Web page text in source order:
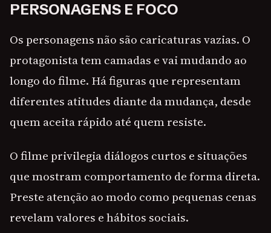
PERSONAGENS E FOCO
Os personagens não são caricaturas vazias. O
protagonista tem camadas e vai mudando ao
longo do filme. Há figuras que representam
diferentes atitudes diante da mudança, desde
quem aceita rápido até quem resiste.
O filme privilegia diálogos curtos e situações
que mostram comportamento de forma direta.
Preste atenção ao modo como pequenas cenas
revelam valores e hábitos sociais.